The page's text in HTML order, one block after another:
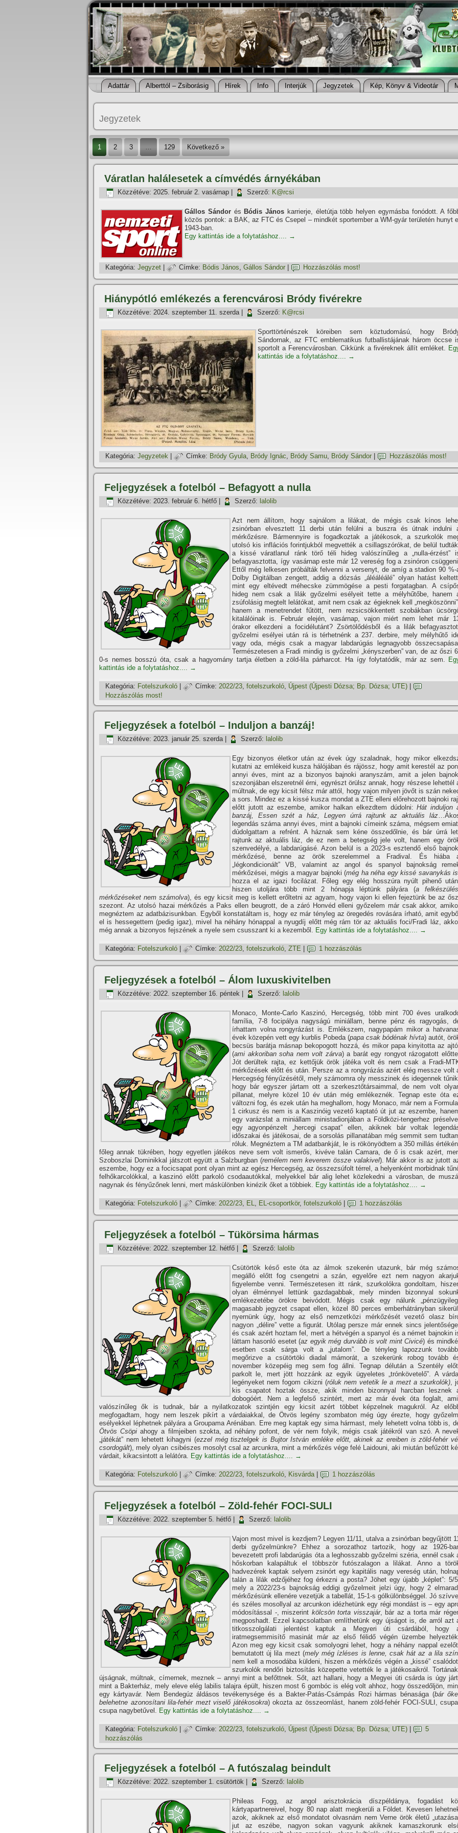
Adattár Alberttól – Zsiborásig Hí­rek Info Interjúk Jegyzetek Kép, Könyv & Videotár
Jegyzetek
1 2 3 … 129 Következő »
Váratlan halálesetek a címvédés árnyékában
Közzétéve: 2025. február 2. vasárnap Szerző: K@rcsi
Gállos Sándorés Bódis János karrierje, életútja több helyen egymásba fonódott. A
közös pontok: a BAK, az FTC és Csepel – mindkét sportember a WM-gyár területén hunyt el
1943-ban.
Egy kattintás ide a folytatáshoz.... →
Kategória: Jegyzet Címke: Bódis János, Gállos Sándor Hozzászólás most!
Hiánypótló emlékezés a ferencvárosi Bródy fivérekre
Közzétéve: 2024. szeptember 11. szerda| Szerző: K@rcsi
Sporttörténészek köreiben sem köztudomású, hogy
Sándornak, az FTC emblematikus futballistájának három öccse
sportolt a Ferencvárosban. Cikkünk a fivéreknek állít emléket.
kattintás ide a folytatáshoz.... →
Kategória: Jegyzetek Címke: Bródy Gyula, Bródy Ignác, Bródy Samu, Bródy Sándor Hozzászólás most!
Feljegyzések a fotelból – Befagyott a nulla
Közzétéve: 2023. február 6. hétfő Szerző: lalolib
Azt nem állítom, hogy sajnálom a lilákat, de mégis csak kínos
zsinórban elvesztett 11 derbi után felülni a buszra és útnak indulni
mérkőzésre. Bármennyire is fogadkoztak a játékosok, a szurkolók
utolsó kis inflációs forintjukból megvették a csillagszórókat, de belül
a kissé váratlanul ránk törő téli hideg valószínűleg a „nulla-érzést”
befagyasztotta, így vasárnap este már 12 vereség fog a zsinóron
Ettől még lelkesen próbálták felvenni a versenyt, de amíg a stadion 90 %-
Dolby Digitálban zengett, addig a dózsás „áléáléálé” olyan hatást
mint egy eltévedt méhecske zümmögése a pesti forgatagban. A
hideg nem csak a lilák győzelmi esélyeit tette a mélyhűtőbe, hanem
zsúfolásig megtelt lelátókat, amit nem csak az égieknek kell
hanem a menetrendet fűtött, nem rezsicsökkentett szobákban
kitalálóinak is. Február elején, vasárnap, vajon miért nem lehet már
órakor elkezdeni a focidélutánt? Zsörtölődésből és a lilák
győzelmi esélyei után rá is térhetnénk a 237. derbire, mely mélyhűtő
vagy oda, mégis csak a magyar labdarúgás legnagyobb
Természetesen a Fradi mindig is győzelmi „kényszerben” van, de az őszi
0-s nemes bosszú óta, csak a hagyomány tartja életben a zöld-lila párharcot. Ha így folytatódik, már az sem.
kattintás ide a folytatáshoz.... →
Kategória: Fotelszurkoló Címke: 2022/23, fotelszurkoló, Újpest (Újpesti Dózsa; Bp. Dózsa; UTE)
Hozzászólás most!
Feljegyzések a fotelból – Induljon a banzáj!
Közzétéve: 2023. január 25. szerda| Szerző: lalolib
Egy bizonyos életkor után az évek úgy szaladnak, hogy mikor
kutatni az emlékeid kusza hálójában és rájössz, hogy amit kerestél az
annyi éves, mint az a bizonyos bajnoki aranyszám, amit a jelen
szezonjában elszeretnél érni, egyrészt örülsz annak, hogy részese lehettél
múltnak, de egy kicsit félsz már attól, hogy vajon milyen jövőt is szán
a sors. Mindez ez a kissé kusza mondat a ZTE elleni előrehozott bajnoki
előtt jutott az eszembe, amikor halkan elkezdtem dúdolni:Hát induljon
banzáj, Essen szét a ház, Legyen úrrá rajtunk az aktuális láz
legendás száma annyi éves, mint a bajnoki címeink száma, mégsem
dúdolgattam a refrént. A háznak sem kéne összedőlnie, és bár úrrá
rajtunk az aktuális láz, de ez nem a betegség jele volt, hanem egy
szenvedélyé, a labdarúgásé. Azon belül is a 2023-s esztendő első
mérkőzésé, benne az örök szerelemmel a Fradival. És hiába
„légkondicionált” VB, valamint az angol és spanyol bajnokság
mérkőzései, mégis a magyar bajnoki (még ha néha egy kissé savanykás is
hozza el az igazi focilázat. Főleg egy elég hosszúra nyúlt pihenő
hiszen utoljára több mint 2 hónapja léptünk pályára (a
mérkőzéseket nem számolva), és egy kicsit meg is kellett erőltetni az agyam, hogy vajon ki ellen fejeztünk be az
szezont. Az utolsó hazai mérkőzés a Paks ellen beugrott, de a záró Honvéd elleni győzelem már csak akkor,
megnéztem az adatbázisunkban. Egyből konstatáltam is, hogy ez már tényleg az öregedés rovására írható, amit egyből
el is hessegettem (pedig igaz), mivel ha néhány hónappal a nyugdíj előtt még rám tör az aktuális foci/Fradi láz,
még annak a bizonyos fejszének a nyele sem csusszant ki a kezemből. Egy kattintás ide a folytatáshoz.... →
Kategória: Fotelszurkoló Címke: 2022/23, fotelszurkoló, ZTE 1 hozzászólás
Feljegyzések a fotelból – Álom luxuskivitelben
Közzétéve: 2022. szeptember 16. péntek Szerző: lalolib
Monaco, Monte-Carlo Kaszinó, Hercegség, több mint 700 éves
família, 7-8 focipálya nagyságú miniállam, benne pénz és ragyogás,
írhattam volna rongyrázást is. Emlékszem, nagypapám mikor a
évek közepén vett egy kurblis Pobeda (papa csak bódénak hívta) autót,
becsüs barátja másnap bekopogott hozzá, és mikor papa kinyitotta az
(ami akkoriban soha nem volt zárva) a barát egy rongyot rázogatott
Jót derültek rajta, ez kettőjük örök játéka volt és nem csak a Fradi-
mérkőzések előtt és után. Persze az a rongyrázás azért elég messze volt
Hercegség fényűzésétől, mely számomra oly messzinek és idegennek
hogy bár egyszer jártam ott a szerkesztőtársaimmal, de nem volt
pillanat, melyre közel 10 év után még emlékeznék. Tegnap este óta
változni fog, és ezek után ha meghallom, hogy Monaco, már nem a
1 cirkusz és nem is a Kaszinóig vezető kaptató út jut az eszembe,
egy varázslat a miniállam ministadionjában a Földközi-tengerhez
egy agyonpénzelt „hercegi csapat” ellen, akiknek bár voltak
időszakai és játékosai, de a sorsolás pillanatában még semmit sem
róluk. Megnéztem a TM adatbankját, le is rökönyödtem a 350 millás
főleg annak tükrében, hogy egyetlen játékos neve sem volt ismerős, kivéve talán Camara, de ő is csak azért,
Szoboszlai Dominikkal játszott együtt a Salzburgban (remélem nem keverem össze valakivel). Már akkor is az jutott
eszembe, hogy ez a focicsapat pont olyan mint az egész Hercegség, az összezsúfolt térrel, a helyenként morbidnak
felhőkarcolókkal, a kaszinó előtt parkoló csodaautókkal, melyekkel bár alig lehet közlekedni a városban, de
nagynak és fényűzőnek lenni, mert máskülönben kinézik őket a többiek. Egy kattintás ide a folytatáshoz.... →
Kategória: Fotelszurkoló Címke: 2022/23, EL, EL-csoportkör, fotelszurkoló 1 hozzászólás
Feljegyzések a fotelból – Tükörsima hármas
Közzétéve: 2022. szeptember 12. hétfő Szerző: lalolib
Csütörtök késő este óta az álmok szekerén utazunk, bár még
megálló előtt fog csengetni a szán, egyelőre ezt nem nagyon
figyelembe venni. Természetesen itt ránk, szurkolókra gondoltam,
olyan élménnyel lettünk gazdagabbak, mely minden bizonnyal
emlékezetébe örökre beivódott. Mégis csak egy nálunk
magasabb jegyzet csapat ellen, közel 80 perces emberhátrányban
nyernünk úgy, hogy az első nemzetközi mérkőzését vezető olasz
nagyon „délire” vette a figurát. Utólag persze már ennek sincs
és csak azért hoztam fel, mert a hétvégén a spanyol és a német bajnokin
láttam hasonló esetet (az egyik még durvább is volt mint Civicé) és
esetben csak sárga volt a „jutalom”. De tényleg lapozzunk
megőrizve a csütörtöki diadal mámorát, a szekerünk robog tovább
november közepéig meg sem fog állni. Tegnap délután a Szentély
parkolt le, mert jött hozzánk az egyik ügyeletes „trónkövetelő”. A
legényeket nem fogom cikizni (róluk nem vetetik le a mezt a szurkolók),
kis csapatot hoztak össze, akik minden bizonnyal harcban lesznek
dobogóért. Nem a legfelső szintért, mert az már évek óta foglalt,
valószínűleg ők is tudnak, bár a nyilatkozatok szintjén egy kicsit azért többet képzelnek magukról. Az
megfogadtam, hogy nem leszek pikírt a várdaiakkal, de Ötvös legény szombaton még úgy érezte, hogy
esélyekkel léphetnek pályára a Groupama Arénában. Erre meg kaptak egy sima hármast, mely lehetett volna több is,
Ötvös Csöpi ahogy a filmjeiben szokta, ad néhány pofont, de vér nem folyik, mégis csak játékról van szó. A
„játékát” nem lehetett kihagyni (ezzel még tisztelgek is Bujtor István emléke előtt, akinek az ereiben is zöld-fehér
csordogált), mely olyan csibészes mosolyt csal az arcunkra, mint a mérkőzés vége felé Laidouni, aki miután befűzött
várdait, kikacsintott a lelátóra. Egy kattintás ide a folytatáshoz.... →
Kategória: Fotelszurkoló Címke: 2022/23, fotelszurkoló, Kisvárda| 1 hozzászólás
Feljegyzések a fotelból – Zöld-fehér FOCI-SULI
Közzétéve: 2022. szeptember 5. hétfő Szerző: lalolib
Vajon most mivel is kezdjem? Legyen 11/11, utalva a zsinórban begyűjtött
derbi győzelmünkre? Ehhez a sorozathoz tartozik, hogy az 1926-
bevezetett profi labdarúgás óta a leghosszabb győzelmi széria, ennél csak
hőskorban kalapáltuk el többször futószalagon a lilákat. Anno a
hadvezérek kaptak selyem zsinórt egy kapitális nagy vereség után,
talán a lilák edzőjéhez fog érkezni a posta? Jöhet egy újabb „képlet”: 5/
mely a 2022/23-s bajnokság eddigi győzelmeit jelzi úgy, hogy 2
mérkőzésünk ellenére vezetjük a tabellát, 15-1-s gólkülönbséggel. Jó szívvel
és széles mosollyal az arcunkon idézhetünk egy régi mondást is – egy
módosítással -, miszerint kölcsön torta visszajár, bár az a torta már
megposhadt. Ezzel kapcsolatban említhetünk egy újságot is, de arról azt
titkosszolgálati jelentést kaptuk a Megyeri úti csárdából, hogy
iratmegsemmisítő masinát már az első félidő végén üzembe
Azon meg egy kicsit csak somolyogni lehet, hogy a néhány nappal
bemutatott új lila mezt (mely még ízléses is lenne, csak hát az a lila szín
nem kell a mosodába küldeni, hiszen a mérkőzés végén a „kissé”
szurkolók rendőri biztosítás közepette vetették le a játékosaikról.
újságnak, múltnak, címernek, meznek – annyi mint a befőttnek. Sőt, azt hallani, hogy a Megyei úti csárda is úgy
mint a Bakterház, mely eleve elég labilis talajra épült, hiszen most 6 gombóc is elég volt ahhoz, hogy összedőljön,
egy kártyavár. Nem Bendegúz áldásos tevékenysége és a Bakter-Patás-Csámpás Rozi hármas bénasága (bár
belehetne azonosítani lila-fehér mezt viselő játékosokra) okozta az összeomlást, hanem zöld-fehér FOCI-SULI,
csupa nagybetűvel. Egy kattintás ide a folytatáshoz.... →
Kategória: Fotelszurkoló Címke: 2022/23, fotelszurkoló, Újpest (Újpesti Dózsa; Bp. Dózsa; UTE)
5
hozzászólás
Feljegyzések a fotelból – A futószalag beindult
Közzétéve: 2022. szeptember 1. csütörtök Szerző: lalolib
Phileas Fogg, az angol arisztokrácia díszpéldánya, fogadást
kártyapartnereivel, hogy 80 nap alatt megkerüli a Földet. Kevesen
azok, akiknek az első mondatot olvasnám nem Verne örök életű
jut az eszébe, nagyon sokan vagyunk akiknek kamaszkorunk